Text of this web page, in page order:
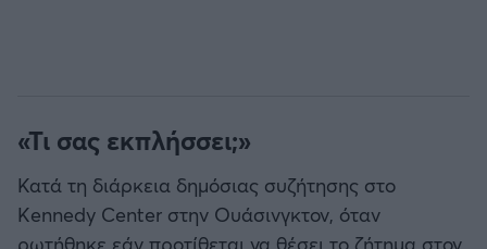
«Τι σας εκπλήσσει;»
Κατά τη διάρκεια δημόσιας συζήτησης στο
Kennedy Center στην Ουάσινγκτον, όταν
ρωτήθηκε εάν προτίθεται να θέσει το ζήτημα στον